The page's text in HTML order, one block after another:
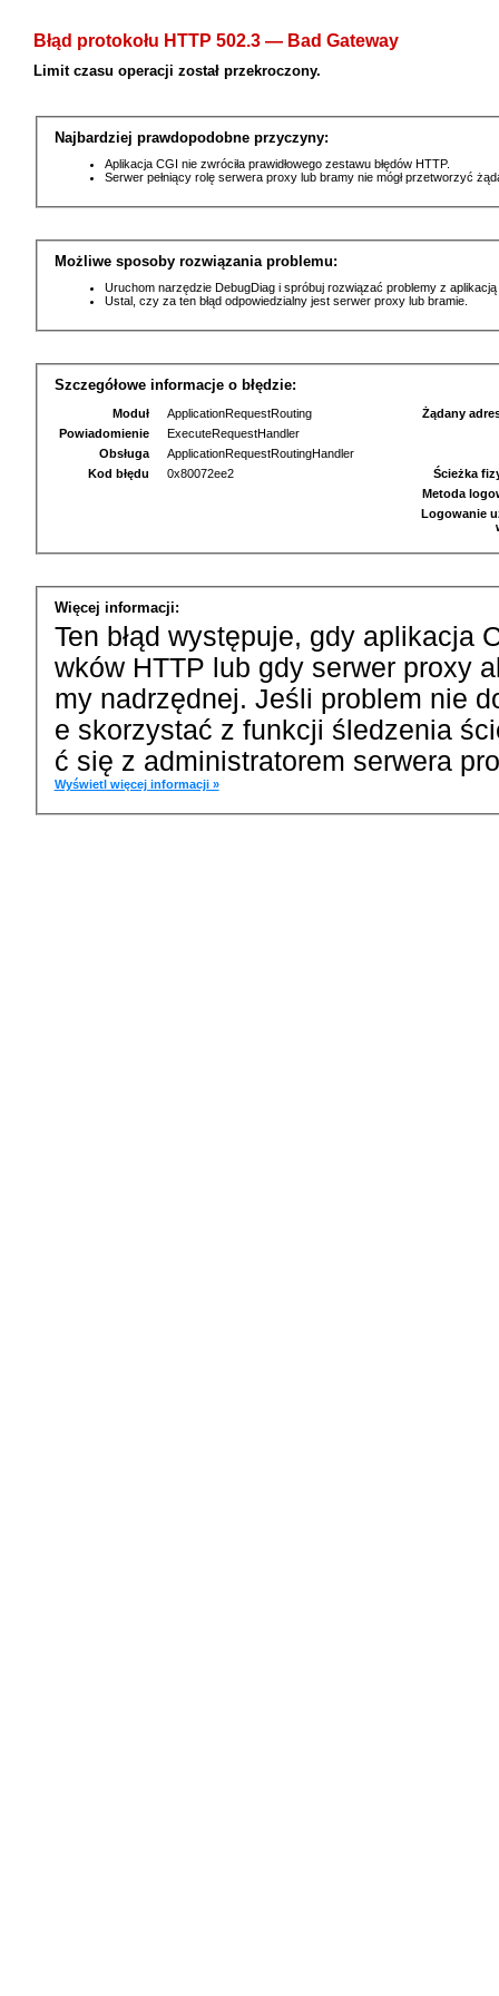
Błąd protokołu HTTP 502.3 — Bad Gateway
Limit czasu operacji został przekroczony.
Najbardziej prawdopodobne przyczyny:
Aplikacja CGI nie zwróciła prawidłowego zestawu błędów HTTP.
Serwer pełniący rolę serwera proxy lub bramy nie mógł przetworzyć
Możliwe sposoby rozwiązania problemu:
Uruchom narzędzie DebugDiag i spróbuj rozwiązać problemy z
Ustal, czy za ten błąd odpowiedzialny jest serwer proxy lub bramie.
Szczegółowe informacje o błędzie:
Moduł
ApplicationRequestRouting
Powiadomienie
ExecuteRequestHandler
Obsługa
ApplicationRequestRoutingHandler
Kod błędu
0x80072ee2
Żądany
Ścieżka
Metoda
Logowanie
Więcej informacji:
Ten błąd występuje, gdy aplikacja
wków HTTP lub gdy serwer proxy
my nadrzędnej. Jeśli problem nie
e skorzystać z funkcji śledzenia
ć się z administratorem serwera
Wyświetl więcej informacji »